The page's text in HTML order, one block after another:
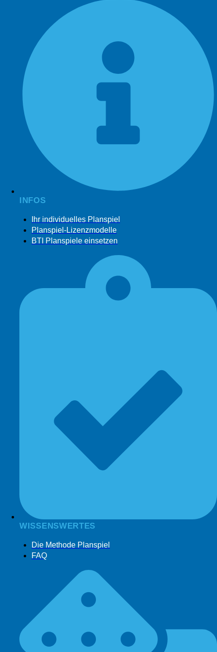
INFOS
Ihr individuelles Planspiel
Planspiel-Lizenzmodelle
BTI Planspiele einsetzen
WISSENSWERTES
Die Methode Planspiel
FAQ